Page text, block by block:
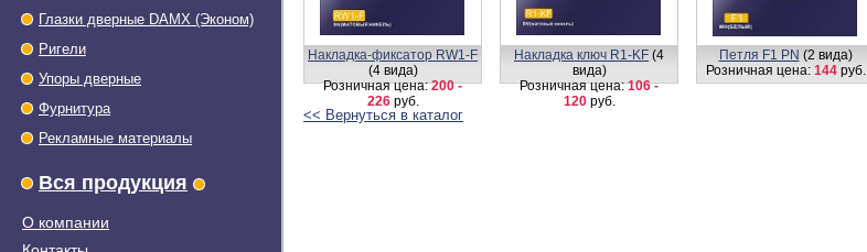
Глазки дверные DAMX (Эконом)
Ригели
Упоры дверные
Фурнитура
Рекламные материалы
Вся продукция
О компании
Накладка-фиксатор RW1-F
(4 вида)
Розничная цена:200 -
226руб.
Накладка ключ R1-KF (4
вида)
Розничная цена:106 -
120руб.
Петля F1 PN (2 вида)
Розничная цена: 144руб.
<< Вернуться в каталог